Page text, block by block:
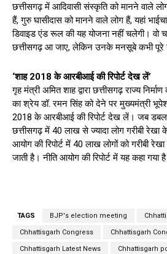
छत्तीसगढ़ में आदिवासी संस्कृति को मानने वाले
हैं, गुरु घासीदास को मानने वाले लोग हैं, यहां
डिवाइड एंड रूल की यह योजना नहीं चलेगी। वो
छत्तीसगढ़ आ जाए, लेकिन उनके मनसूबे कभी पूरे
‘शाह 2018 के आरबीआई की रिपोर्ट देख लें’
गृह मंत्री अमित शाह द्वारा छत्तीसगढ़ राज्य
का श्रेय डॉ. रमन सिंह को देने पर मुख्यमंत्री
2018 के आरबीआई की रिपोर्ट देख लें। जब
छत्तीसगढ़ में 40 लाख से ज्यादा लोग गरीबी
आयोग की रिपोर्ट में 40 लाख लोगों को गरीबी
जाती है। नीति आयोग की रिपोर्ट में यह कहा गया
TAGS BJP's election meeting
Chhattisgarh Congress Chhattisgarh
Chhattisgarh Latest News Chhattisgarh